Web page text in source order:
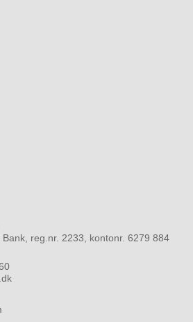
reg.nr. 2233, kontonr. 6279 884